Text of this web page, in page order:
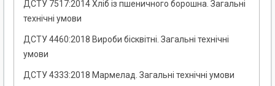
ДСТУ 7517:2014 Хліб із пшеничного борошна. Загальні
технічні умови
ДСТУ 4460:2018 Вироби бісквітні. Загальні технічні
умови
ДСТУ 4333:2018 Мармелад. Загальні технічні умови